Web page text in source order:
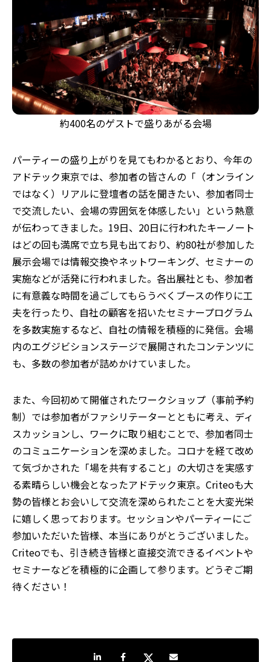
約400名のゲストで盛りあがる会場
パーティーの盛り上がりを見てもわかるとおり、今年の
アドテック東京では、参加者の皆さんの「（オンライン
ではなく）リアルに登壇者の話を聞きたい、参加者同士
で交流したい、会場の雰囲気を体感したい」という熱意
が伝わってきました。19日、20日に行われたキーノート
はどの回も満席で立ち見も出ており、約80社が参加した
展示会場では情報交換やネットワーキング、セミナーの
実施などが活発に行われました。各出展社とも、参加者
に有意義な時間を過ごしてもらうべくブースの作りに工
夫を行ったり、自社の顧客を招いたセミナープログラム
を多数実施するなど、自社の情報を積極的に発信。会場
内のエグジビションステージで展開されたコンテンツに
も、多数の参加者が詰めかけていました。
また、今回初めて開催されたワークショップ（事前予約
制）では参加者がファシリテーターとともに考え、ディ
スカッションし、ワークに取り組むことで、参加者同士
のコミュニケーションを深めました。コロナを経て改め
て気づかされた「場を共有すること」の大切さを実感す
る素晴らしい機会となったアドテック東京。Criteoも大
勢の皆様とお会いして交流を深められたことを大変光栄
に嬉しく思っております。セッションやパーティーにご
参加いただいた皆様、本当にありがとうございました。
Criteoでも、引き続き皆様と直接交流できるイベントや
セミナーなどを積極的に企画して参ります。どうぞご期
待ください！
LinkedInで共有Facebookでシェア
TwitterでシェアShare by e-mail